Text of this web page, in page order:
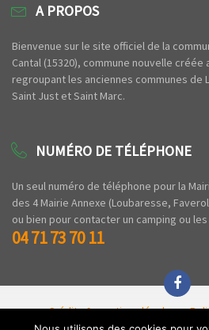
A PROPOS
Bienvenue sur le site officiel de la
Cantal (15320), commune nouvelle créée
regroupant les anciennes communes de
Saint Just et Saint Marc.
NUMÉRO DE TÉLÉPHONE
Un seul numéro de téléphone pour la
des 4 Mairie Annexe (Loubaresse,
ou bien pour contacter un camping ou
04 71 73 70 11
Crédits & mentions légales
Espace